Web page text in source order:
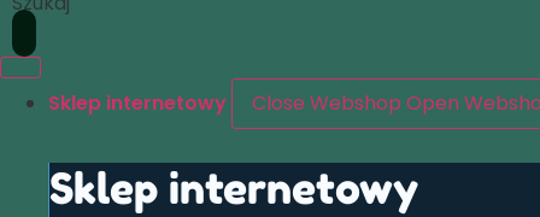
Sklep internetowy Close Webshop Open
Sklep internetowy